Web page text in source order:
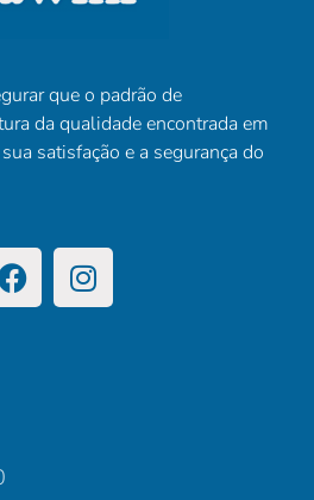
que o padrão de
da qualidade encontrada em
satisfação e a segurança do